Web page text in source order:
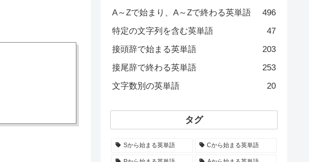
A～Zで始まり、A～Zで終わる英単語
496
特定の文字列を含む英単語
47
接頭辞で始まる英単語
203
接尾辞で終わる英単語
253
文字数別の英単語
20
タグ
Sから始まる英単語 Cから始まる英単語